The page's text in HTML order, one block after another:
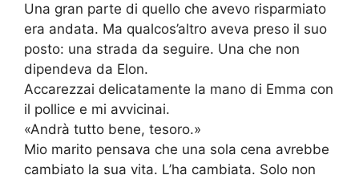
Una gran parte di quello che avevo risparmiato
era andata. Ma qualcos’altro aveva preso il suo
posto: una strada da seguire. Una che non
dipendeva da Elon.
Accarezzai delicatamente la mano di Emma con
il pollice e mi avvicinai.
«Andrà tutto bene, tesoro.»
Mio marito pensava che una sola cena avrebbe
cambiato la sua vita. L’ha cambiata. Solo non